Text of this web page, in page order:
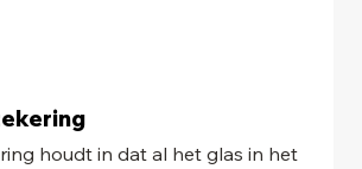
houdt in dat al het glas in het